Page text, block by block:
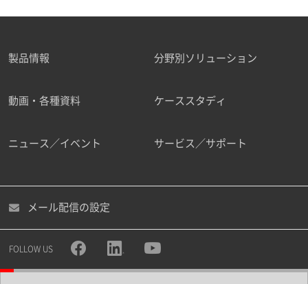
製品情報 分野別ソリューション
動画・各種資料 ケーススタディ
ニュース／イベント サービス／サポート
メール配信の設定
FOLLOW US